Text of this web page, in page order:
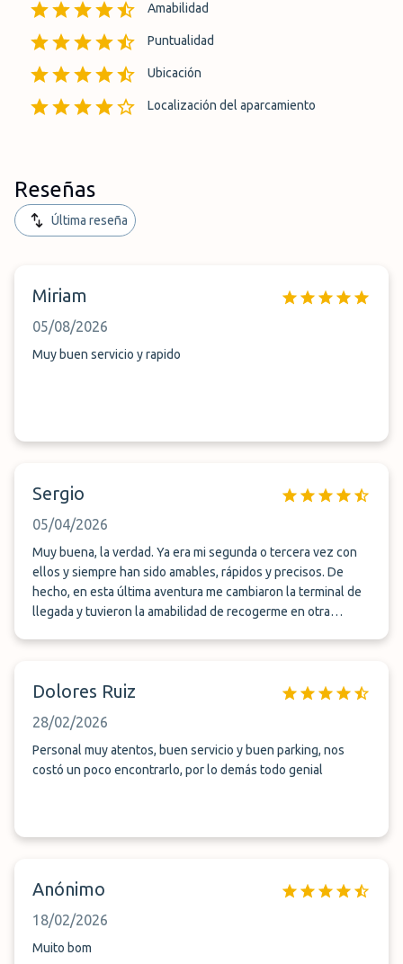
Amabilidad
Puntualidad
Ubicación
Localización del aparcamiento
Reseñas
Última reseña
Miriam
05/08/2026
Muy buen servicio y rapido
Sergio
05/04/2026
Muy buena, la verdad. Ya era mi segunda o tercera vez con
ellos y siempre han sido amables, rápidos y precisos. De
hecho, en esta última aventura me cambiaron la terminal de
llegada y tuvieron la amabilidad de recogerme en otra
Dolores Ruiz
28/02/2026
Personal muy atentos, buen servicio y buen parking, nos
costó un poco encontrarlo, por lo demás todo genial
Anónimo
18/02/2026
Muito bom